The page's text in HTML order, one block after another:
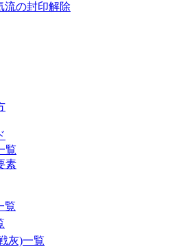
流の封印解除
覧
素
覧
灰)一覧